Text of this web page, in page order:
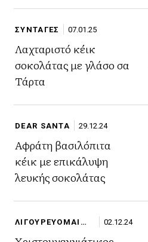
ΣΥΝΤΑΓΕΣ 07.01.25
Λαχταριστό κέικ
σοκολάτας με γλάσο σα
Τάρτα
DEAR SANTA 29.12.24
Αφράτη βασιλόπιτα
κέικ με επικάλυψη
λευκής σοκολάτας
ΛΙΓΟΥΡΕΥΟΜΑΙ
02.12.24